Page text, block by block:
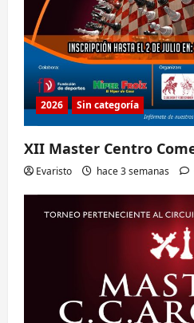
2026 Sin categoría
XII Master Centro
Evaristo hace 3 semanas